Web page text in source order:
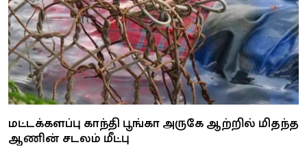
மட்டக்களப்பு காந்தி பூங்கா அருகே ஆற்றில் மிதந்த
ஆணின் சடலம் மீட்பு